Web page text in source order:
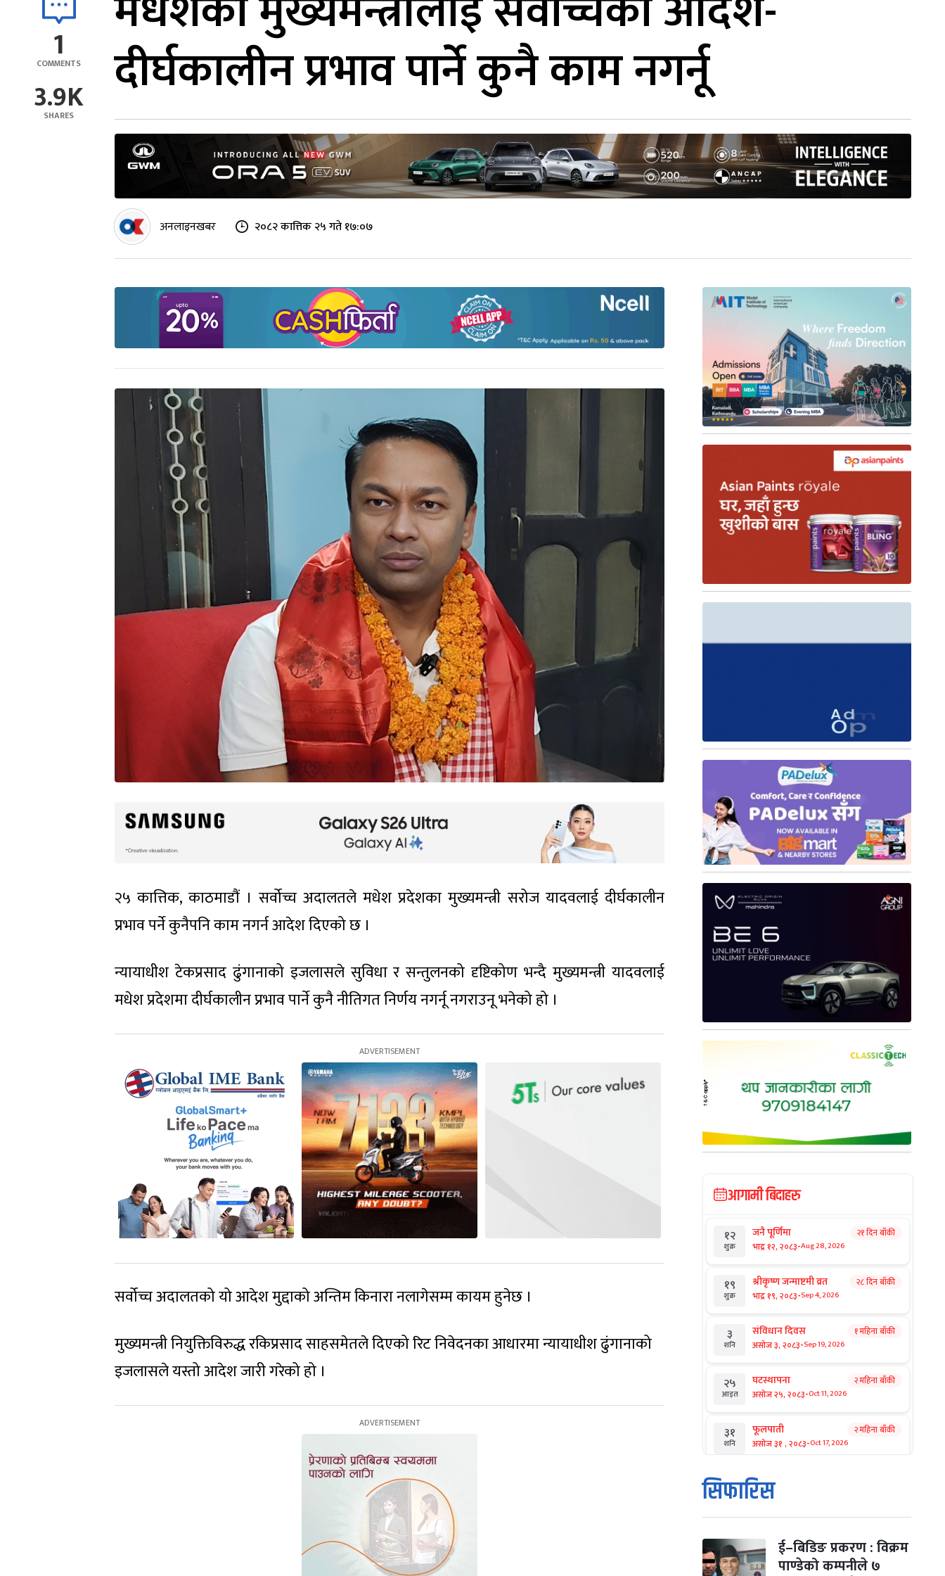
1
COMMENTS
3.9K
SHARES
दीर्घकालीन प्रभाव पार्ने कुनै काम नगर्नू
अनलाइनखबर २०८२ कात्तिक २५ गते १७:०७
२५ कात्तिक, काठमाडौं । सर्वोच्च अदालतले मधेश प्रदेशका मुख्यमन्त्री सरोज यादवलाई दीर्घकालीन
प्रभाव पर्ने कुनैपनि काम नगर्न आदेश दिएको छ ।
न्यायाधीश टेकप्रसाद ढुंगानाको इजलासले सुविधा र सन्तुलनको दृष्टिकोण भन्दै मुख्यमन्त्री यादवलाई
मधेश प्रदेशमा दीर्घकालीन प्रभाव पार्ने कुनै नीतिगत निर्णय नगर्नू नगराउनू भनेको हो ।
सर्वोच्च अदालतको यो आदेश मुद्दाको अन्तिम किनारा नलागेसम्म कायम हुनेछ ।
मुख्यमन्त्री नियुक्तिविरुद्ध रकिप्रसाद साहसमेतले दिएको रिट निवेदनका आधारमा न्यायाधीश ढुंगानाको
इजलासले यस्तो आदेश जारी गरेको हो ।
आगामी बिदाहरु
१२
शुक्र
जनै पूर्णिमा
भाद्र १२, २०८३-Aug 28, 2026
२१ दिन बाँकी
१९
शुक्र
श्रीकृष्ण जन्माष्टमी व्रत
भाद्र १९, २०८३-Sep 4, 2026
२८ दिन बाँकी
३
शनि
संविधान दिवस
असोज ३, २०८३-Sep 19, 2026
१ महिना बाँकी
२५
आइत
घटस्थापना
असोज २५, २०८३-Oct 11, 2026
२ महिना बाँकी
३१
शनि
फूलपाती
असोज ३१ , २०८३-Oct 17, 2026
२ महिना बाँकी
१
आइत
कार्तिक सङ्क्रान्ति
कार्तिक १, २०८३
मंगल कार्तिक ३, २०८३-Oct 20, 2026
सिफारिस
ई–बिडिङ प्रकरण : विक्रम
पाण्डेको कम्पनीले ७